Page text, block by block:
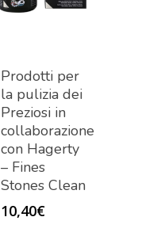
Prodotti per
la pulizia dei
Preziosi in
collaborazione
con Hagerty
– Fines
Stones Clean
10,40€